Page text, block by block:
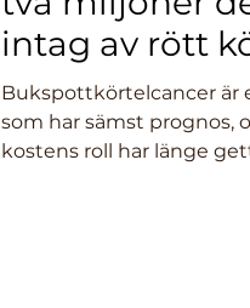
intag av rött
16 procent
Bukspottkörtelcancer är
som har sämst prognos,
kostens roll har länge